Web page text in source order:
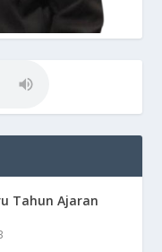
Tahun Ajaran